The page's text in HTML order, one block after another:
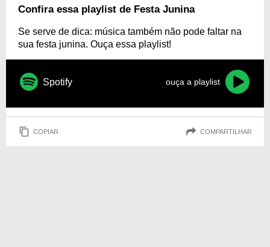
Confira essa playlist de Festa Junina
Se serve de dica: música também não pode faltar na
sua festa junina. Ouça essa playlist!
Spotify ouça a playlist
COPIAR COMPARTILHAR